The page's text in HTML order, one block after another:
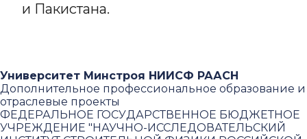
и Пакистана.
Университет Минстроя НИИСФ РААСН
Дополнительное профессиональное образование и
отраслевые проекты
ФЕДЕРАЛЬНОЕ ГОСУДАРСТВЕННОЕ БЮДЖЕТНОЕ
УЧРЕЖДЕНИЕ "НАУЧНО-ИССЛЕДОВАТЕЛЬСКИЙ